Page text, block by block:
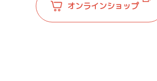
オンラインショップ